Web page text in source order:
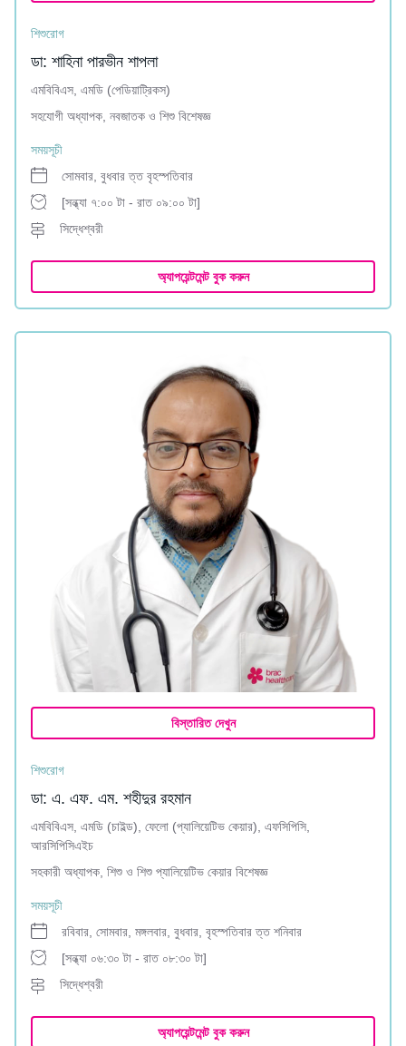
শিশুরোগ
ডা: শাহিনা পারভীন শাপলা
এমবিবিএস, এমডি (পেডিয়াট্রিকস)
সহযোগী অধ্যাপক, নবজাতক ও শিশু বিশেষজ্ঞ
সময়সূচী
সোমবার, বুধবার ত্ত বৃহস্পতিবার
[সন্ধ্যা ৭:০০ টা - রাত ০৯:০০ টা]
সিদ্ধেশ্বরী
অ্যাপয়েন্টমেন্ট বুক করুন
বিস্তারিত দেখুন
শিশুরোগ
ডা: এ. এফ. এম. শহীদুর রহমান
এমবিবিএস, এমডি (চাইল্ড), ফেলো (প্যালিয়েটিভ কেয়ার), এফসিপিসি,
আরসিপিসিএইচ
সহকারী অধ্যাপক, শিশু ও শিশু প্যালিয়েটিভ কেয়ার বিশেষজ্ঞ
সময়সূচী
রবিবার, সোমবার, মঙ্গলবার, বুধবার, বৃহস্পতিবার ত্ত শনিবার
[সন্ধ্যা ০৬:৩০ টা - রাত ০৮:৩০ টা]
সিদ্ধেশ্বরী
অ্যাপয়েন্টমেন্ট বুক করুন